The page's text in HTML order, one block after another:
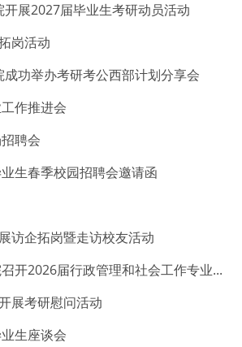
展2027届毕业生考研动员活动
岗活动
功举办考研考公西部计划分享会
作推进会
聘会
生春季校园招聘会邀请函
访企拓岗暨走访校友活动
开2026届行政管理和社会工作专业...
展考研慰问活动
生座谈会